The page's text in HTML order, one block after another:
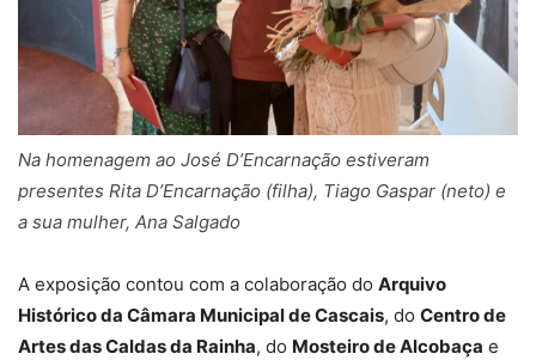
Na homenagem ao José D’Encarnação estiveram
presentes Rita D’Encarnação (filha), Tiago Gaspar (neto) e
a sua mulher, Ana Salgado
A exposição contou com a colaboração do Arquivo
Histórico da Câmara Municipal de Cascais, do Centro de
Artes das Caldas da Rainha, do Mosteiro de Alcobaça e